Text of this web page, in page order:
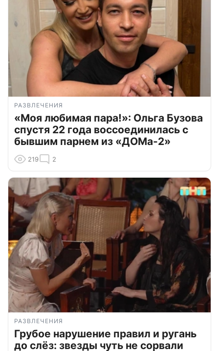
РАЗВЛЕЧЕНИЯ
«Моя любимая пара!»: Ольга Бузова
спустя 22 года воссоединилась с
бывшим парнем из «ДОМа-2»
219 2
РАЗВЛЕЧЕНИЯ
Грубое нарушение правил и ругань
до слёз: звезды чуть не сорвали